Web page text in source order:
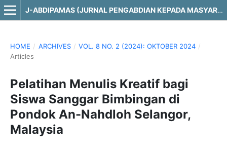
J-ABDIPAMAS (JURNAL PENGABDIAN KEPADA MASYARAKAT)
HOME / ARCHIVES / VOL. 8 NO. 2 (2024): OKTOBER 2024 /
Articles
Pelatihan Menulis Kreatif bagi
Siswa Sanggar Bimbingan di
Pondok An-Nahdloh Selangor,
Malaysia